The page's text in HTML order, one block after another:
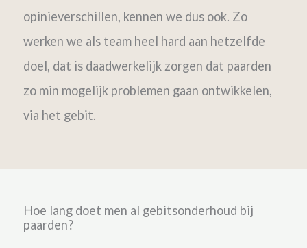
opinieverschillen, kennen we dus ook. Zo
werken we als team heel hard aan hetzelfde
doel, dat is daadwerkelijk zorgen dat paarden
zo min mogelijk problemen gaan ontwikkelen,
via het gebit.
Hoe lang doet men al gebitsonderhoud bij
paarden?